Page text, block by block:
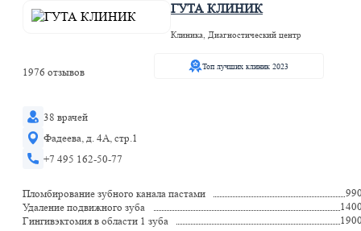
ГУТА КЛИНИК
Клиника, Диагностический центр
1976 отзывов
Топ лучших клиник 2023
38 врачей
Фадеева, д. 4А, стр.1
+7 495 162-50-77
Пломбирование зубного канала пастами
Удаление подвижного зуба
Гингивэктомия в области 1 зуба